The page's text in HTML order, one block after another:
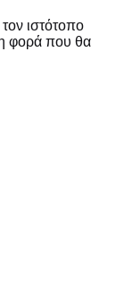
ιστότοπο
φορά που θα